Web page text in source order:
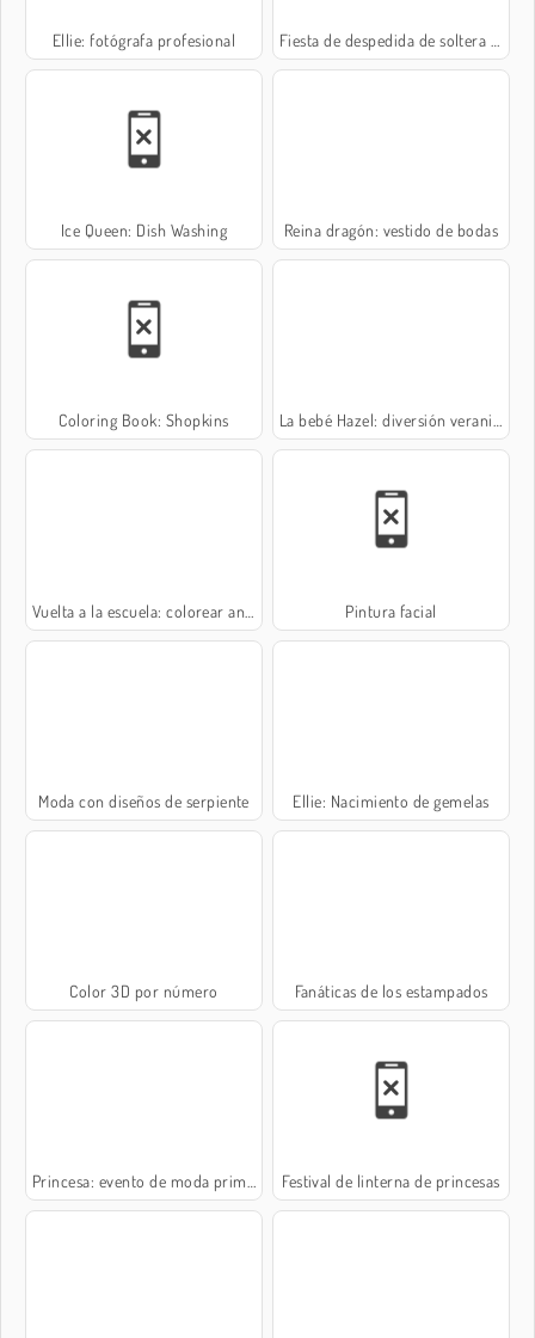
Ellie: fotógrafa profesional Fiesta de despedida de soltera real
Ice Queen: Dish Washing Reina dragón: vestido de bodas
Coloring Book: Shopkins La bebé Hazel: diversión veraniega
Vuelta a la escuela: colorear animales Pintura facial
Moda con diseños de serpiente Ellie: Nacimiento de gemelas
Color 3D por número Fanáticas de los estampados
Princesa: evento de moda primaveral Festival de linterna de princesas